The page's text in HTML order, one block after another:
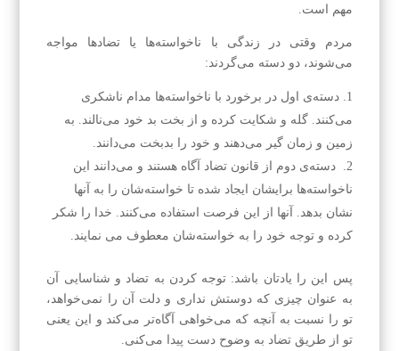
مهم است.
مردم وقتی در زندگی با ناخواسته‌ها یا تضادها مواجه
می‌شوند، دو دسته می‌گردند:
دسته‌ی اول در برخورد با ناخواسته‌ها مدام نا‌شکری
می‌کنند. گله و شکایت کرده و از بخت بد خود می‌نالند. به
زمین و زمان گیر می‌دهند و خود را بدبخت می‌دانند.
دسته‌ی دوم از قانون تضاد آگاه هستند و می‌دانند این
ناخواسته‌ها برایشان ایجاد شده تا خواسته‌شان را به آنها
نشان بدهد. آنها از این فرصت استفاده می‌کنند. خدا را شکر
کرده و توجه خود را به خواسته‌شان معطوف می نمایند.
پس این را یادتان باشد: توجه کردن به تضاد و شناسایی آن
به عنوان چیزی که دوستش نداری و دلت آن را نمی‌خواهد،
تو را نسبت به آنچه که می‌خواهی آگاه‌تر می‌کند و این یعنی
تو از طریق تضاد به وضوح دست پیدا می‌کنی.